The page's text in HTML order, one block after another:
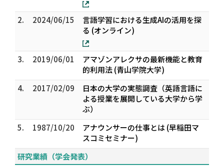
2. 2024/06/15
言語学習における生成AIの活用を探
る (オンライン)
3. 2019/06/01
アマゾンアレクサの最新機能と教育
的利用法 (青山学院大学)
4.
2017/02/09
日本の大学の実態調査（英語言語に
よる授業を展開している大学から学
ぶ）
5.
1987/10/20
アナウンサーの仕事とは (早稲田マ
スコミセミナー)
研究業績（学会発表）